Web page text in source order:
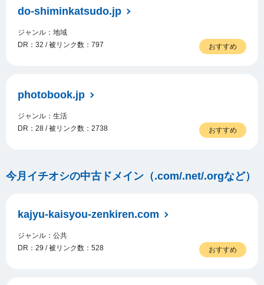
do-shiminkatsudo.jp
ジャンル：地域
DR：32 / 被リンク数：797
おすすめ
photobook.jp
ジャンル：生活
DR：28 / 被リンク数：2738
おすすめ
今月イチオシの中古ドメイン（.com/.net/.orgなど）
kajyu-kaisyou-zenkiren.com
ジャンル：公共
DR：29 / 被リンク数：528
おすすめ